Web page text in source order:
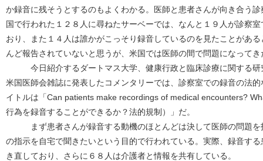
か録音に残そうとするのもよくわかる。医師と患者さんが向き合う
国で行われた１２８人に尋ねたサーベーでは、なんと１９人が診察
おり、また１４人は誰かがこっそり録音しているのを見たことがあ
んど報告されていないと思うが、米国では医師の間で問題になって
今日紹介するダートマス大学、健康行政と臨床診療に関する研
米国医師会雑誌に発表したコメンタリーでは、診察室での録音の法
イトルは「Can patients make recordings of medical encounters?
行為を録音することができるか？法的規制）」だ。
まず患者さんが録音する動機のほとんどは決して医師の問題を
の指示を自宅で聞きたいという目的で行われている。実際、録音す
き直しており、さらに６８人は介護者と情報を共有している。